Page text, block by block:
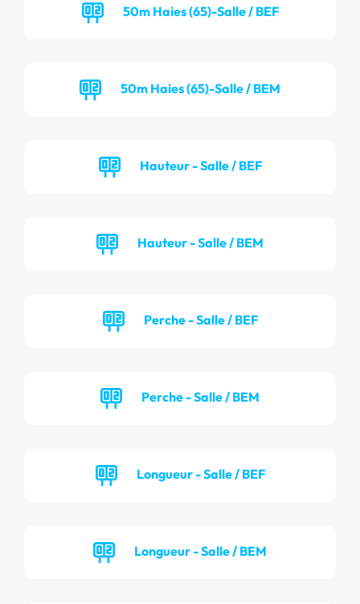
50m Haies (65)-Salle / BEF
50m Haies (65)-Salle / BEM
Hauteur - Salle / BEF
Hauteur - Salle / BEM
Perche - Salle / BEF
Perche - Salle / BEM
Longueur - Salle / BEF
Longueur - Salle / BEM